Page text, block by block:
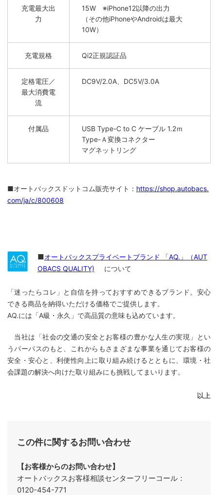
充電最大出
力
15W ※iPhone12以降の出力
（その他iPhoneやAndroidは最大
10W）
充電規格 Qi2正規認証品
定格電圧／
最大消費電
流
DC9V/2.0A、DC5V/3.0A
付属品
USB Type-C to C ケーブル 1.2ｍ
Type-Ａ変換コネクター
マグネットリング
■オートバックスドットコム販売サイト： https://shop.autobacs.
com/ja/c/800608
■オートバックスプライベートブランド 「AQ.」（AUT
OBACS QUALITY)
について
「迷ったらコレ」と自信を持っておすすめできるブランド。安心
できる商品を納得いただける価格でご提供します。
AQ.には「A級・永久」で高品質の意味も込めています。
当社は「社会の交通の安全とお客様の豊かな人生の実現」とい
うパーパスのもと、これからもさまざまな事業を通じてお客様の
安全・安心と、利便性向上に取り組み続けるとともに、環境・社
会課題の解決へ向けた取り組みにも挑戦してまいります。
以上
この件に関するお問い合わせ
【お客様からのお問い合わせ】
オートバックスお客様相談センターフリーコール：
0120-454-771